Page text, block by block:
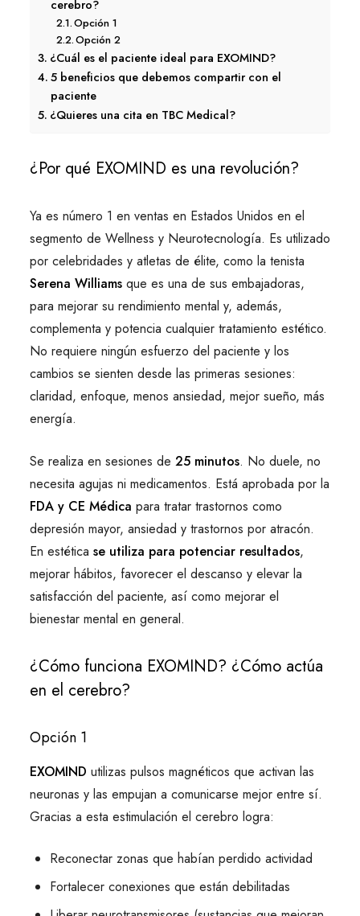
cerebro?
Opción 1
Opción 2
¿Cuál es el paciente ideal para EXOMIND?
5 beneficios que debemos compartir con el
paciente
¿Quieres una cita en TBC Medical?
¿Por qué EXOMIND es una revolución?
Ya es número 1 en ventas en Estados Unidos en el
segmento de Wellness y Neurotecnología. Es utilizado
por celebridades y atletas de élite, como la tenista
Serena Williamsque es una de sus embajadoras,
para mejorar su rendimiento mental y, además,
complementa y potencia cualquier tratamiento estético.
No requiere ningún esfuerzo del paciente y los
cambios se sienten desde las primeras sesiones:
claridad, enfoque, menos ansiedad, mejor sueño, más
energía.
Se realiza en sesiones de 25 minutos. No duele, no
necesita agujas ni medicamentos. Está aprobada por la
FDA y CE Médica para tratar trastornos como
depresión mayor, ansiedad y trastornos por atracón.
En estética se utiliza para potenciar resultados,
mejorar hábitos, favorecer el descanso y elevar la
satisfacción del paciente, así como mejorar el
bienestar mental en general.
¿Cómo funciona EXOMIND? ¿Cómo actúa
en el cerebro?
Opción 1
EXOMIND utilizas pulsos magnéticos que activan las
neuronas y las empujan a comunicarse mejor entre sí.
Gracias a esta estimulación el cerebro logra:
Reconectar zonas que habían perdido actividad
Fortalecer conexiones que están debilitadas